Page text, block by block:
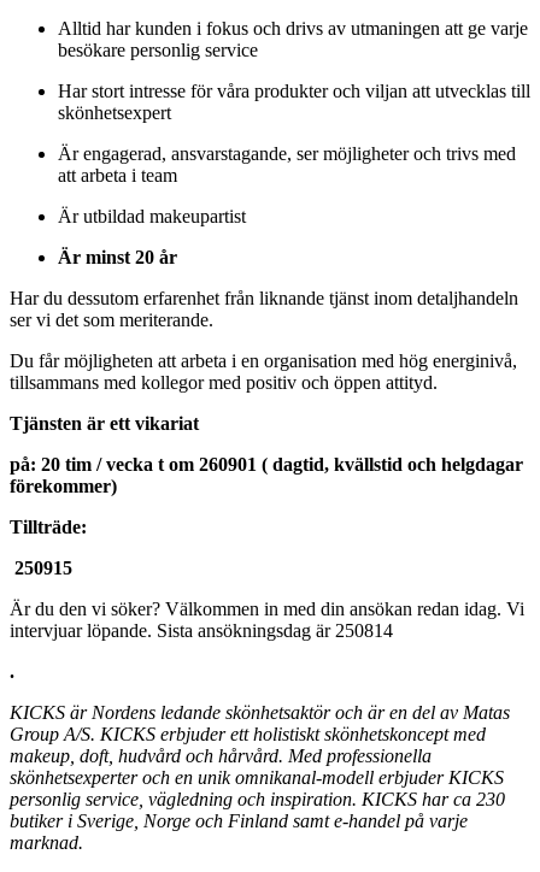
Alltid har kunden i fokus och drivs av utmaningen att ge varje
besökare personlig service
Har stort intresse för våra produkter och viljan att utvecklas till
skönhetsexpert
Är engagerad, ansvarstagande, ser möjligheter och trivs med
att arbeta i team
Är utbildad makeupartist
Är minst 20 år
Har du dessutom erfarenhet från liknande tjänst inom detaljhandeln
ser vi det som meriterande.
Du får möjligheten att arbeta i en organisation med hög energinivå,
tillsammans med kollegor med positiv och öppen attityd.
Tjänsten är ett vikariat
på: 20 tim / vecka t om 260901 ( dagtid, kvällstid och helgdagar
förekommer)
Tillträde:
250915
Är du den vi söker? Välkommen in med din ansökan redan idag. Vi
intervjuar löpande. Sista ansökningsdag är 250814
.
KICKS är Nordens ledande skönhetsaktör och är en del av Matas
Group A/S. KICKS erbjuder ett holistiskt skönhetskoncept med
makeup, doft, hudvård och hårvård. Med professionella
skönhetsexperter och en unik omnikanal-modell erbjuder KICKS
personlig service, vägledning och inspiration. KICKS har ca 230
butiker i Sverige, Norge och Finland samt e-handel på varje
marknad.